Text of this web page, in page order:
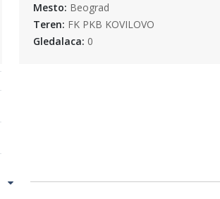
Mesto: Beograd
Teren: FK PKB KOVILOVO
Gledalaca: 0